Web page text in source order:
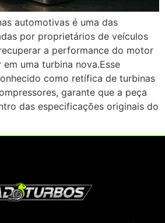
automotivas é uma das
por proprietários de veículos
a performance do motor
uma turbina nova.Esse
como retífica de turbinas
garante que a peça
das especificações originais do